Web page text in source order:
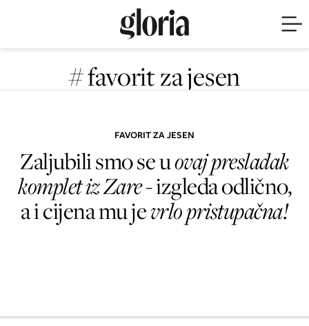
# favorit za jesen
FAVORIT ZA JESEN
Zaljubili smo se uovaj presladak
komplet iz Zare- izgleda odlično,
a i cijena mu jevrlo pristupačna!